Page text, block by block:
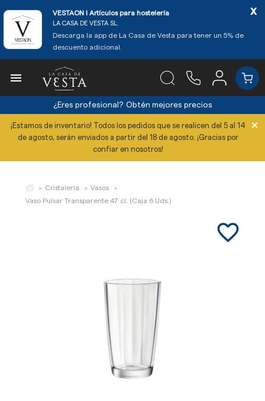
VESTAON l Artículos para hostelería
LA CASA DE VESTA SL.
Descarga la app de La Casa de Vesta para tener un 5% de
descuento adicional.
x

¿Eres profesional? Obtén mejores precios
¡Estamos de inventario! Todos los pedidos que se realicen del 5 al 14
de agosto, serán enviados a partir del 18 de agosto. ¡Gracias por
confiar en nosotros!
×
Cristalería
Vasos
Vaso Pulsar Transparente 47 cl. (Caja 6 Uds.)
favorite_border